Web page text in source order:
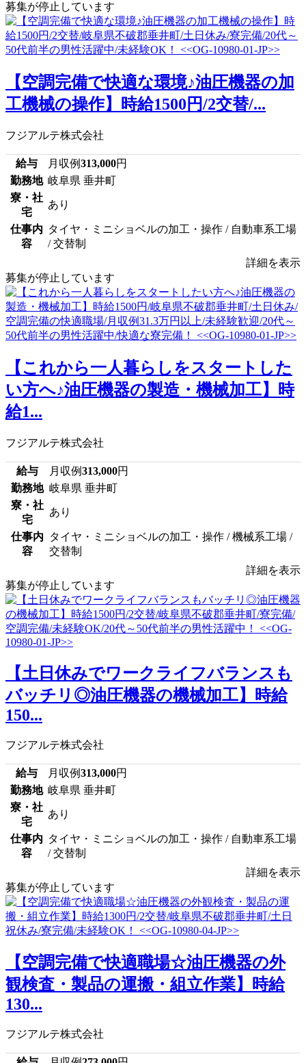
募集が停止しています
【空調完備で快適な環境♪油圧機器の加
工機械の操作】時給1500円/2交替/...
フジアルテ株式会社
給与 月収例313,000円
勤務地 岐阜県 垂井町
寮・社
宅
あり
仕事内
容
タイヤ・ミニショベルの加工・操作 / 自動車系工場
/ 交替制
詳細を表示
募集が停止しています
【これから一人暮らしをスタートした
い方へ♪油圧機器の製造・機械加工】時
給1...
フジアルテ株式会社
給与 月収例313,000円
勤務地 岐阜県 垂井町
寮・社
宅
あり
仕事内
容
タイヤ・ミニショベルの加工・操作 / 機械系工場 /
交替制
詳細を表示
募集が停止しています
【土日休みでワークライフバランスも
バッチリ◎油圧機器の機械加工】時給
150...
フジアルテ株式会社
給与 月収例313,000円
勤務地 岐阜県 垂井町
寮・社
宅
あり
仕事内
容
タイヤ・ミニショベルの加工・操作 / 自動車系工場
/ 交替制
詳細を表示
募集が停止しています
【空調完備で快適職場☆油圧機器の外
観検査・製品の運搬・組立作業】時給
130...
フジアルテ株式会社